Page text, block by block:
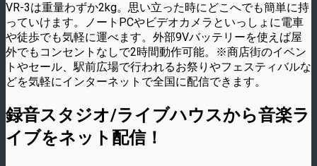
VR-3は重量わずか2kg。思い立った時にどこへでも簡単に持
っていけます。ノートPCやビデオカメラといっしょに電車
や徒歩でも気軽に運べます。外部9Vバッテリーを使えば屋
外でもコンセントなしで2時間動作可能。※商店街のイベン
トやセール、駅前広場で行われるお祭りやフェスティバルな
どを気軽にインターネットで全国に配信できます。
録音スタジオ/ライブハウスから音楽ラ
イブをネット配信！